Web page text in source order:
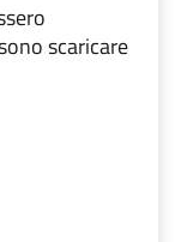
scaricare